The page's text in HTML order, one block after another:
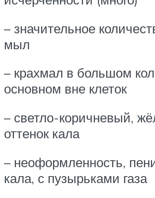
– значительное
мыл
– крахмал в большом
основном вне клеток
– светло-коричневый,
оттенок кала
– неоформленность,
кала, с пузырьками газа